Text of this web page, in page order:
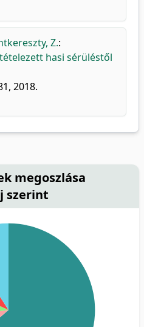
Z.:
hasi sérüléstől
2018.
megoszlása
szerint